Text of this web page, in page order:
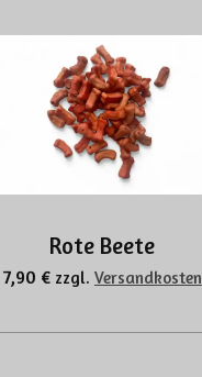
Rote Beete
7,90 € zzgl. Versandkosten